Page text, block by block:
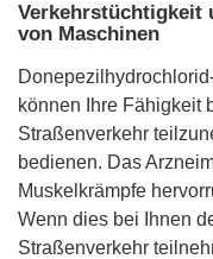
Verkehrstüchtigkeit
von Maschinen
können Ihre Fähigkeit
Straßenverkehr
bedienen. Das
Muskelkrämpfe
Wenn dies bei Ihnen
Straßenverkehr